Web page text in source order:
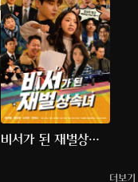
비서가 된 재벌상속
더보기